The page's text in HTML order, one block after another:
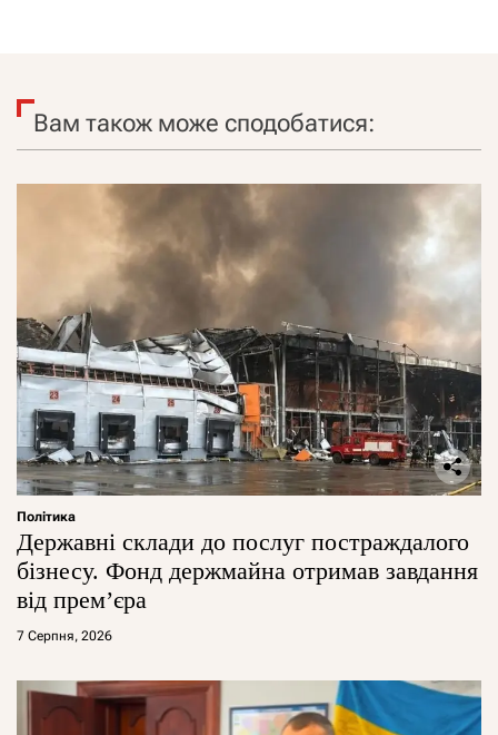
Вам також може сподобатися:
Політика
Державні склади до послуг постраждалого
бізнесу. Фонд держмайна отримав завдання
від прем’єра
7 Серпня, 2026